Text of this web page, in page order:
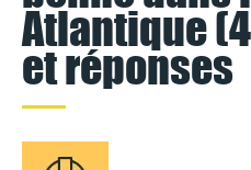
Atlantique
et réponses